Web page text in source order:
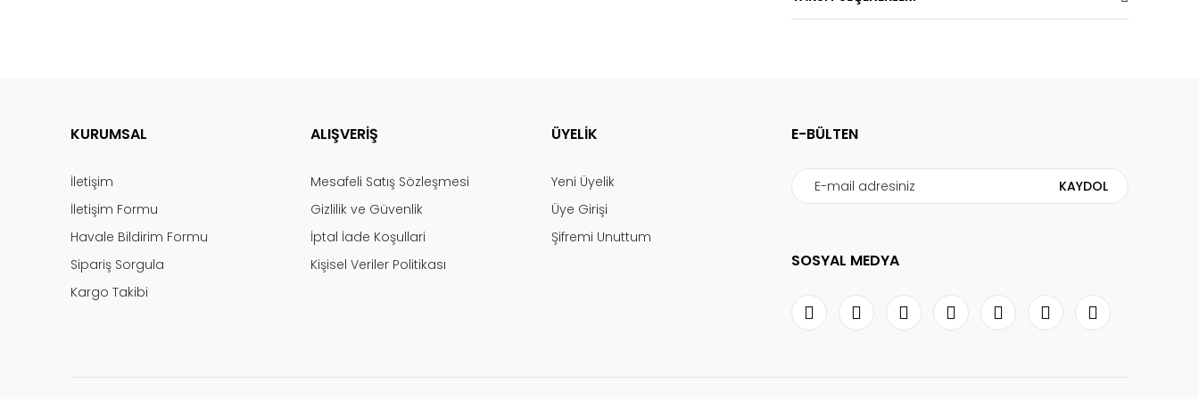
KURUMSAL
İletişim
İletişim Formu
Havale Bildirim Formu
Sipariş Sorgula
Kargo Takibi
ALIŞVERİŞ
Mesafeli Satış Sözleşmesi
Gizlilik ve Güvenlik
İptal İade Koşullari
Kişisel Veriler Politikası
ÜYELİK
Yeni Üyelik
Üye Girişi
Şifremi Unuttum
E-BÜLTEN
KAYDOL
SOSYAL MEDYA